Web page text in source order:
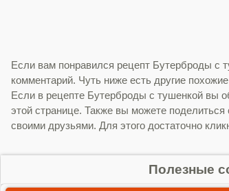
Если вам понравился рецепт Бутерброды с
комментарий. Чуть ниже есть другие
Если в рецепте Бутерброды с тушенкой вы
этой странице. Также вы можете
своими друзьями. Для этого достаточно
Полезные